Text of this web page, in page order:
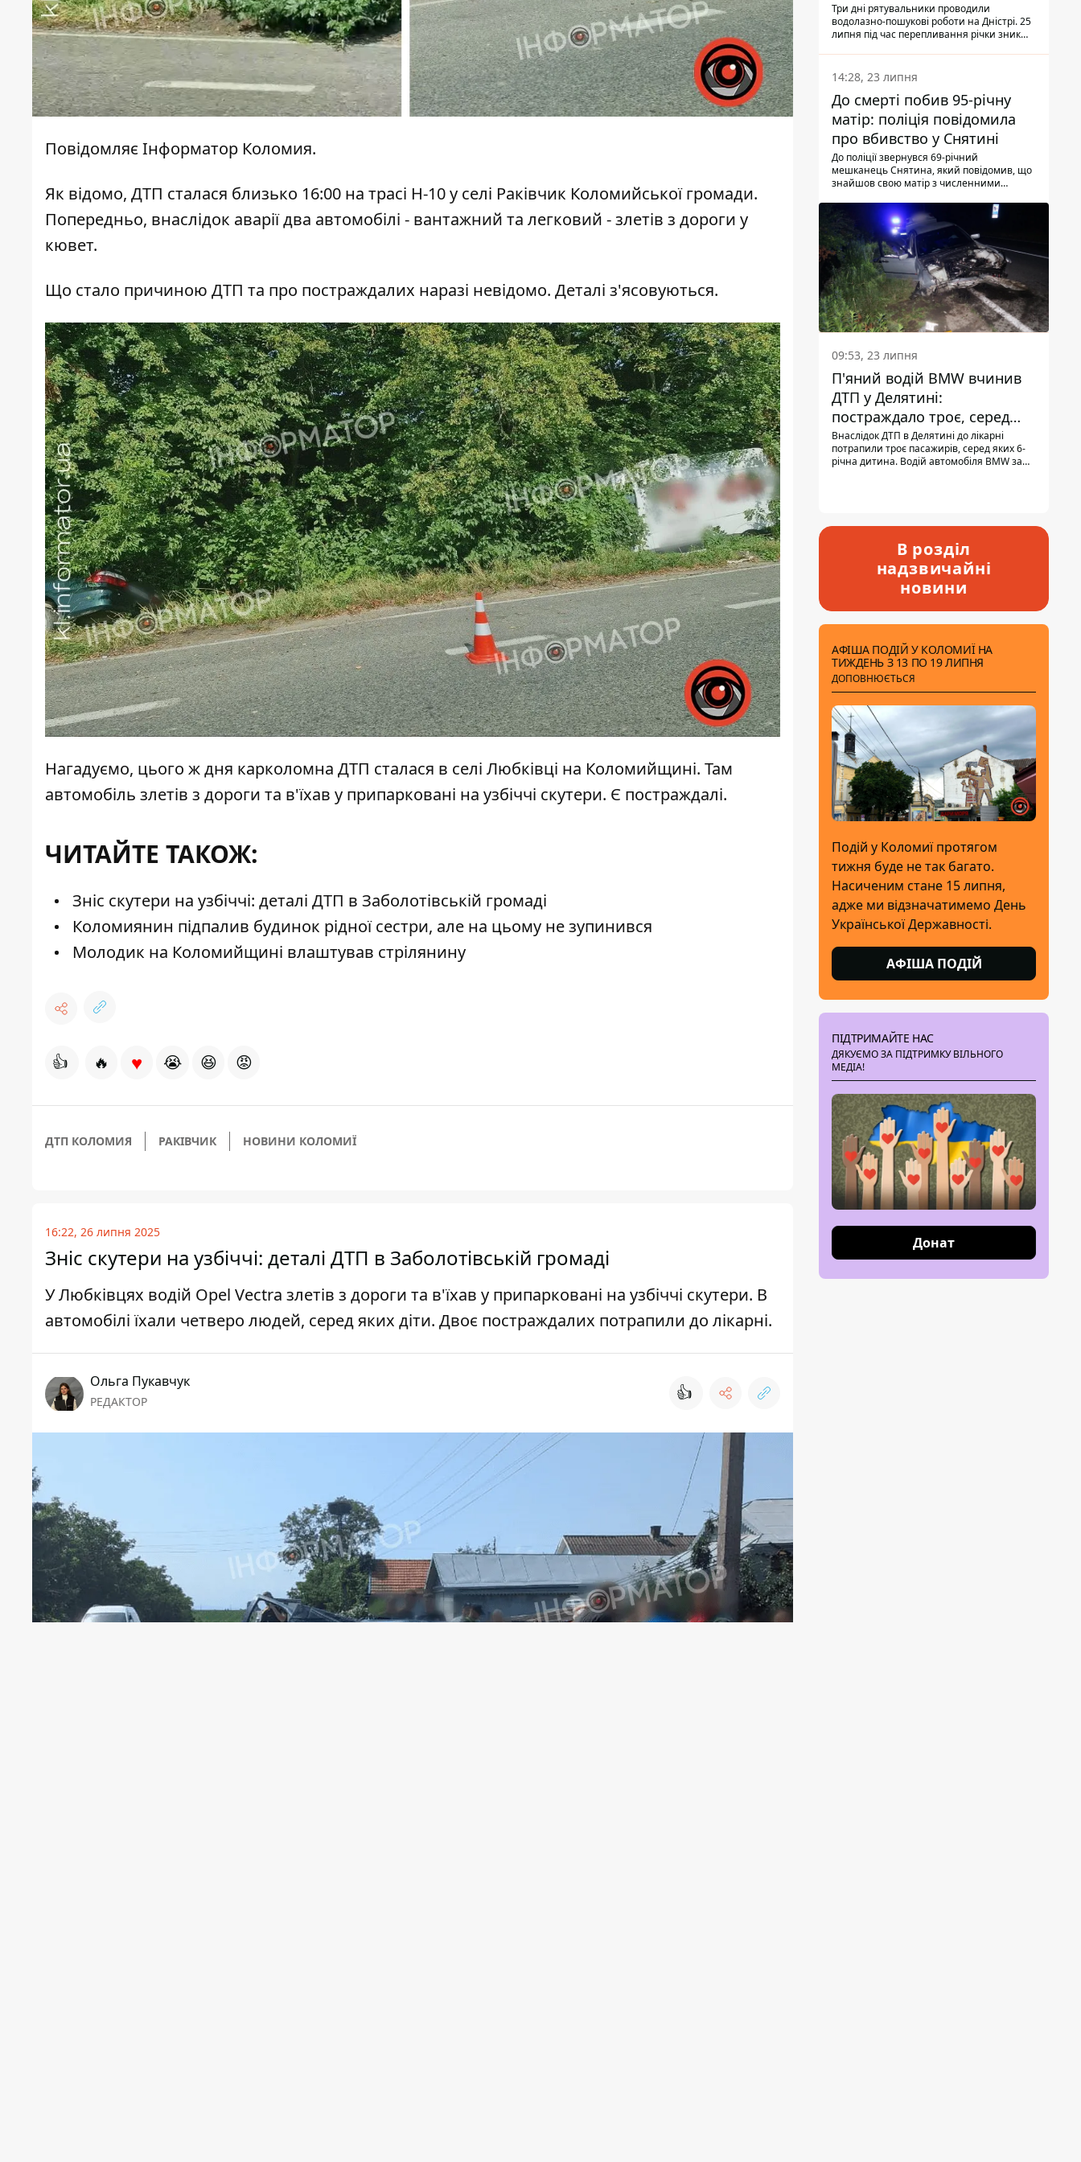
Повідомляє Інформатор Коломия.
Як відомо, ДТП сталася близько 16:00 на трасі Н-10 у селі Раківчик Коломийської громади.
Попередньо, внаслідок аварії два автомобілі - вантажний та легковий - злетів з дороги у
кювет.
Що стало причиною ДТП та про постраждалих наразі невідомо. Деталі з'ясовуються.
Нагадуємо, цього ж дня карколомна ДТП сталася в селі Любківці на Коломийщині. Там
автомобіль злетів з дороги та в'їхав у припарковані на узбіччі скутери. Є постраждалі.
ЧИТАЙТЕ ТАКОЖ:
Зніс скутери на узбіччі: деталі ДТП в Заболотівській громаді
Коломиянин підпалив будинок рідної сестри, але на цьому не зупинився
Молодик на Коломийщині влаштував стрілянину
👍 🔥 ♥ 😭 😆 😡
ДТП КОЛОМИЯ РАКІВЧИК НОВИНИ КОЛОМИЇ
16:22, 26 липня 2025
Зніс скутери на узбіччі: деталі ДТП в Заболотівській громаді
У Любківцях водій Opel Vectra злетів з дороги та в'їхав у припарковані на узбіччі скутери. В
автомобілі їхали четверо людей, серед яких діти. Двоє постраждалих потрапили до лікарні.
Ольга Пукавчук
РЕДАКТОР 👍
Три дні рятувальники проводили
водолазно-пошукові роботи на Дністрі. 25
липня під час перепливання річки зник
виявили тіло.
14:28, 23 липня
До смерті побив 95-річну
матір: поліція повідомила
про вбивство у Снятині
До поліції звернувся 69-річний
мешканець Снятина, який повідомив, що
знайшов свою матір з численними
з'ясували правоохоронці, ці травми жінці
наніс її син.
09:53, 23 липня
П'яний водій BMW вчинив
ДТП у Делятині:
постраждало троє, серед
них - дитина
Внаслідок ДТП в Делятині до лікарні
потрапили троє пасажирів, серед яких 6-
річна дитина. Водій автомобіля BMW за
В розділ
надзвичайні
новини
АФІША ПОДІЙ У КОЛОМИЇ НА
ТИЖДЕНЬ З 13 ПО 19 ЛИПНЯ
ДОПОВНЮЄТЬСЯ
Подій у Коломиї протягом
тижня буде не так багато.
Насиченим стане 15 липня,
адже ми відзначатимемо День
Української Державності.
АФІША ПОДІЙ
ПІДТРИМАЙТЕ НАС
ДЯКУЄМО ЗА ПІДТРИМКУ ВІЛЬНОГО
МЕДІА!
Донат